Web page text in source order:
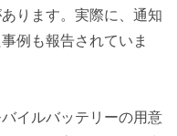
ります。実際に、通知
例も報告されていま
イルバッテリーの用意